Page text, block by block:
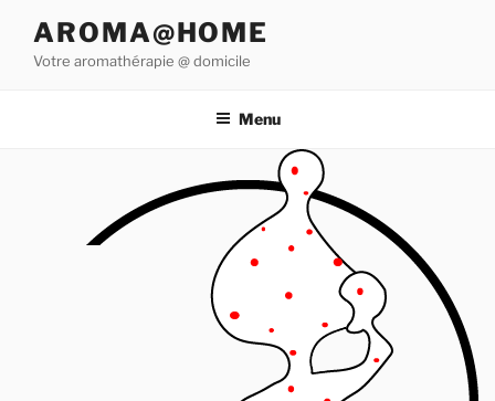
contenu
AROMA@HOME
Votre aromathérapie @ domicile
Menu